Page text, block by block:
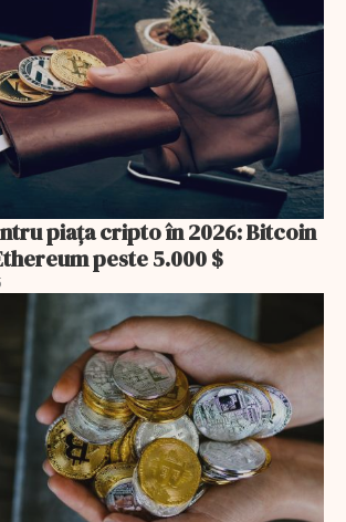
piața cripto în 2026: Bitcoin
peste 5.000 $